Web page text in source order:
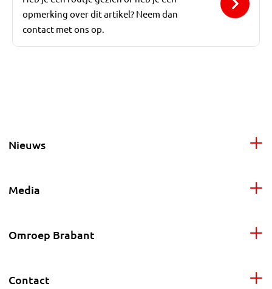
opmerking over dit artikel? Neem dan
contact met ons op.
Nieuws
Media
Omroep Brabant
Contact